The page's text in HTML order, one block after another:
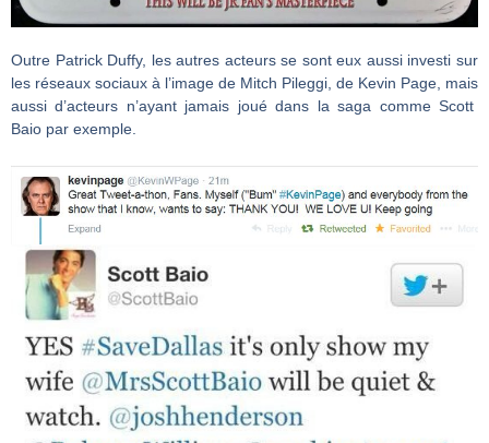
Outre Patrick Duffy, les autres acteurs se sont eux aussi investi sur
les réseaux sociaux à l’image de Mitch Pileggi, de Kevin Page, mais
aussi d’acteurs n’ayant jamais joué dans la saga comme Scott
Baio par exemple.